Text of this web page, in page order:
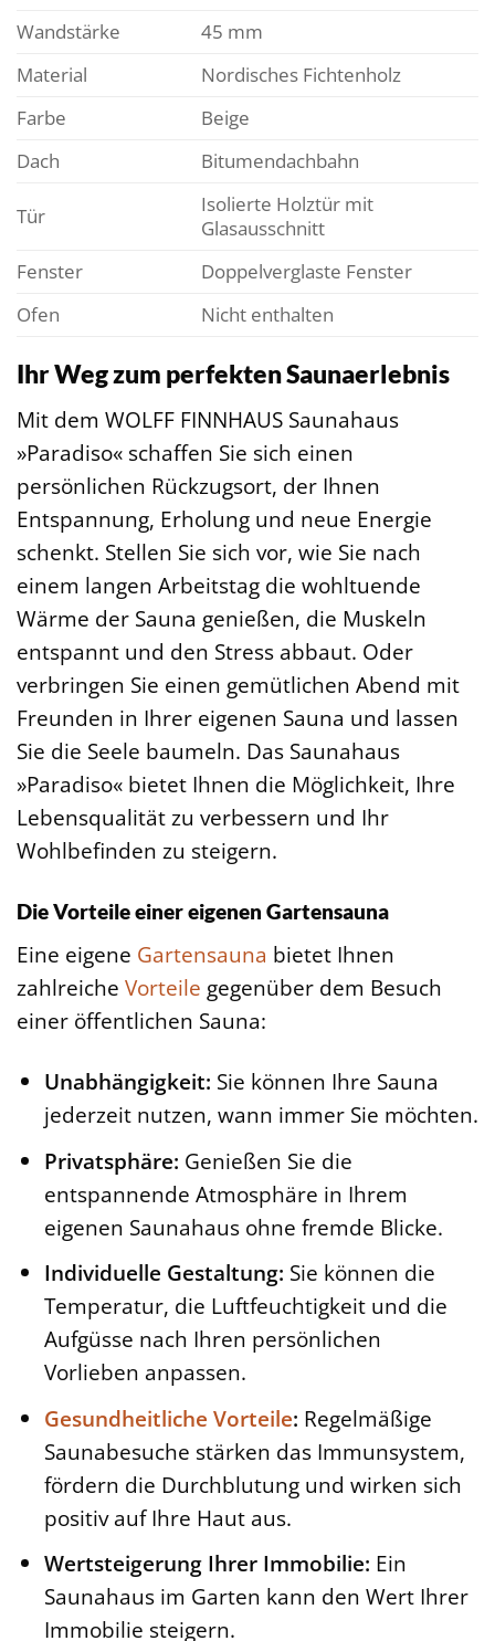
Wandstärke
45 mm
Material
Nordisches Fichtenholz
Farbe
Beige
Dach
Bitumendachbahn
Tür
Isolierte Holztür mit
Glasausschnitt
Fenster
Doppelverglaste Fenster
Ofen
Nicht enthalten
Ihr Weg zum perfekten Saunaerlebnis
Mit dem WOLFF FINNHAUS Saunahaus
»Paradiso« schaffen Sie sich einen
persönlichen Rückzugsort, der Ihnen
Entspannung, Erholung und neue Energie
schenkt. Stellen Sie sich vor, wie Sie nach
einem langen Arbeitstag die wohltuende
Wärme der Sauna genießen, die Muskeln
entspannt und den Stress abbaut. Oder
verbringen Sie einen gemütlichen Abend mit
Freunden in Ihrer eigenen Sauna und lassen
Sie die Seele baumeln. Das Saunahaus
»Paradiso« bietet Ihnen die Möglichkeit, Ihre
Lebensqualität zu verbessern und Ihr
Wohlbefinden zu steigern.
Die Vorteile einer eigenen Gartensauna
Eine eigene Gartensauna bietet Ihnen
zahlreiche Vorteile gegenüber dem Besuch
einer öffentlichen Sauna:
Unabhängigkeit: Sie können Ihre Sauna
jederzeit nutzen, wann immer Sie möchten.
Privatsphäre: Genießen Sie die
entspannende Atmosphäre in Ihrem
eigenen Saunahaus ohne fremde Blicke.
Individuelle Gestaltung: Sie können die
Temperatur, die Luftfeuchtigkeit und die
Aufgüsse nach Ihren persönlichen
Vorlieben anpassen.
Gesundheitliche Vorteile: Regelmäßige
Saunabesuche stärken das Immunsystem,
fördern die Durchblutung und wirken sich
positiv auf Ihre Haut aus.
Wertsteigerung Ihrer Immobilie: Ein
Saunahaus im Garten kann den Wert Ihrer
Immobilie steigern.